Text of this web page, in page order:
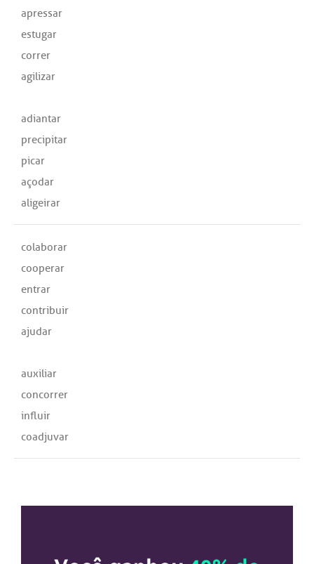
apressar
estugar
correr
agilizar
adiantar
precipitar
picar
açodar
aligeirar
colaborar
cooperar
entrar
contribuir
ajudar
auxiliar
concorrer
influir
coadjuvar